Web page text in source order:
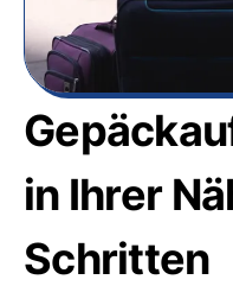
in Ihrer
Schritten